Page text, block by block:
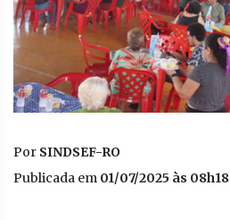
Por SINDSEF-RO
Publicada em 01/07/2025 às 08h18